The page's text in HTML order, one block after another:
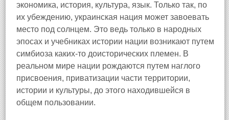
экономика, история, культура, язык. Только так, по
их убеждению, украинская нация может завоевать
место под солнцем. Это ведь только в народных
эпосах и учебниках истории нации возникают путем
симбиоза каких-то доисторических племен. В
реальном мире нации рождаются путем наглого
присвоения, приватизации части территории,
истории и культуры, до этого находившейся в
общем пользовании.